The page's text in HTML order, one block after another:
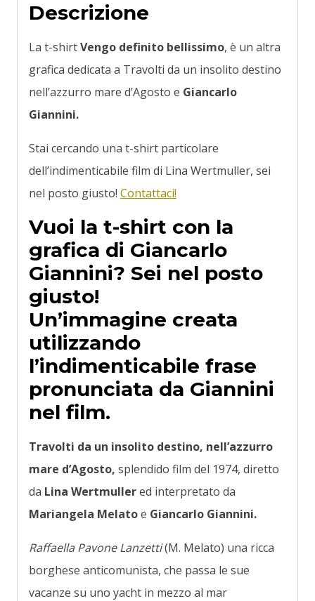
Descrizione
La t-shirtVengo definito bellissimo, è un altra
grafica dedicata a Travolti da un insolito destino
nell’azzurro mare d’Agosto e Giancarlo
Giannini.
Stai cercando una t-shirt particolare
dell’indimenticabile film di Lina Wertmuller, sei
nel posto giusto! Contattaci!
Vuoi la t-shirt con la
grafica di Giancarlo
Giannini? Sei nel posto
giusto!
Un’immagine creata
utilizzando
l’indimenticabile frase
pronunciata da Giannini
nel film.
Travolti da un insolito destino, nell’azzurro
mare d’Agosto, splendido film del 1974, diretto
da Lina Wertmullered interpretato da
Mariangela Melatoe Giancarlo Giannini.
Raffaella Pavone Lanzetti(M. Melato) una ricca
borghese anticomunista, che passa le sue
vacanze su uno yacht in mezzo al mar